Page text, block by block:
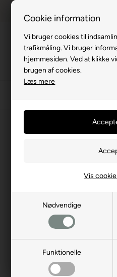
Cookie information
Vi bruger cookies til
trafikmåling. Vi bruger
hjemmesiden. Ved at klikke
brugen af cookies.
Læs mere
Nødvendige
Funktionelle
Vis
Menu